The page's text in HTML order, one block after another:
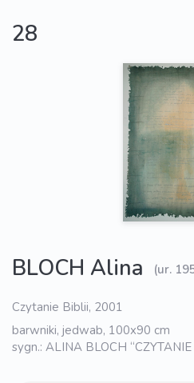
28
BLOCH Alina (ur.
Czytanie Biblii, 2001
barwniki, jedwab, 100x90 cm
sygn.: ALINA BLOCH